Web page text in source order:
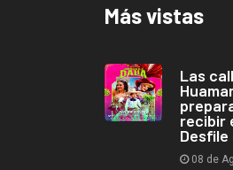
Más vistas
Las
recibir
Desfile
08 de